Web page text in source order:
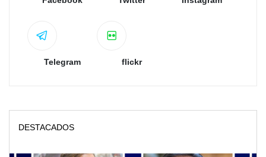
Telegram flickr
DESTACADOS